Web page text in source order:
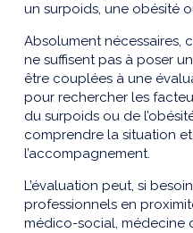
un surpoids, une obésité
Absolument nécessaires,
ne suffisent pas à poser
être couplées à une
pour rechercher les
du surpoids ou de
comprendre la situation
l’accompagnement.
L’évaluation peut, si
professionnels en
médico-social, médecine